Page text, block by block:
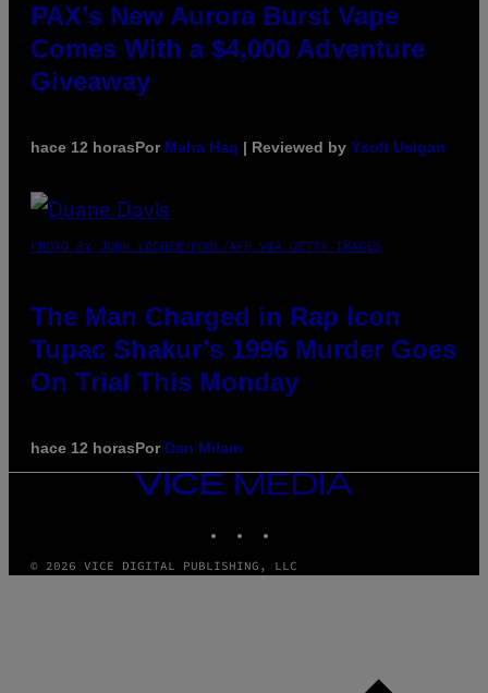
PAX’s New Aurora Burst Vape
Comes With a $4,000 Adventure
Giveaway
hace 12 horasPor Maha Haq | Reviewed by Ysolt Usigan
PHOTO BY JOHN LOCHER/POOL/AFP VIA GETTY IMAGES
The Man Charged in Rap Icon
Tupac Shakur’s 1996 Murder Goes
On Trial This Monday
hace 12 horasPor Dan Milam
VICE
MEDIA
© 2026 VICE DIGITAL PUBLISHING, LLC